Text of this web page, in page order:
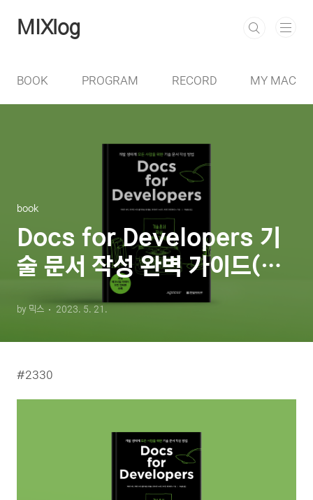
MIXlog
BOOK PROGRAM RECORD MY MAC
book
Docs for Developers 기
술 문서 작성 완벽 가이드(한
빛미디어)
by 믹스 2023. 5. 21.
#2330